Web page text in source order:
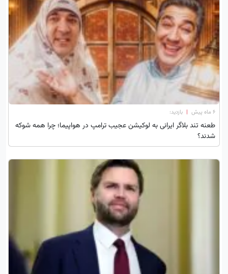
۶ ماه پیش | بازدید:
طعنه تند بلاگر ایرانی به لوکیشن عجیب ترامپ در هواپیما؛ چرا همه شوکه
شدند؟